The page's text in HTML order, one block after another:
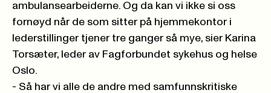
ambulansearbeiderne. Og da kan vi ikke si oss
fornøyd når de som sitter på hjemmekontor i
lederstillinger tjener tre ganger så mye, sier Karina
Torsæter, leder av Fagforbundet sykehus og helse
Oslo.
- Så har vi alle de andre med samfunnskritiske